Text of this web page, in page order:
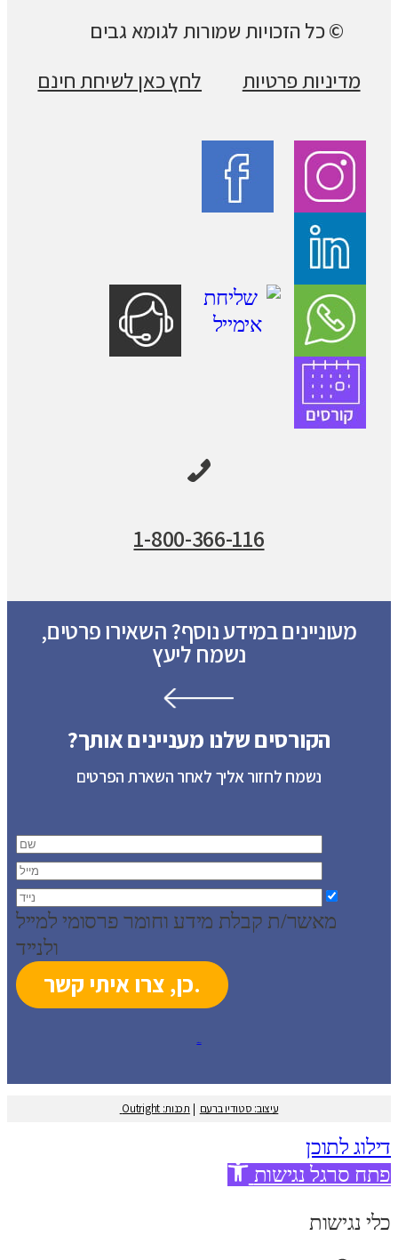
© כל הזכויות שמורות לגומא גבים
מדיניות פרטיות
לחץ כאן לשיחת חינם
1-800-366-116
מעוניינים במידע נוסף? השאירו פרטים,
נשמח ליעץ
הקורסים שלנו מעניינים אותך?
נשמח לחזור אליך לאחר השארת הפרטים
מאשר/ת קבלת מידע וחומר פרסומי למייל
ולנייד
עיצוב: סטודיו ברעם | תכנות: Outright
דילוג לתוכן
פתח סרגל נגישות
כלי נגישות